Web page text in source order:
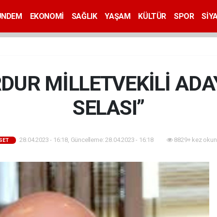
EKONOMİ SAĞLIK YAŞAM KÜLTÜR SPOR
MİLLETVEKİLİ
SELASI”
28.04.2023 - 16:18, Güncelleme: 28.04.2023 - 16:18 8829+ kez